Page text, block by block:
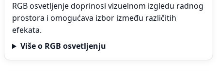
RGB osvetljenje doprinosi vizuelnom izgledu radnog
prostora i omogućava izbor između različitih
efekata.
Više o RGB osvetljenju